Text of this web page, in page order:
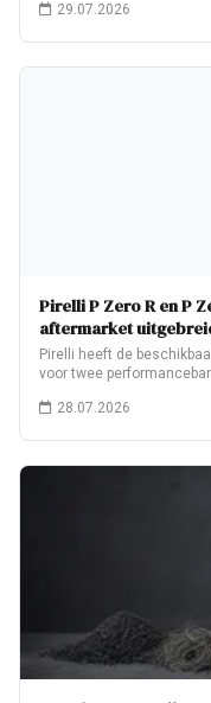
29.07.2026
Pirelli P Zero R en P
aftermarket
Pirelli heeft de
voor twee
28.07.2026